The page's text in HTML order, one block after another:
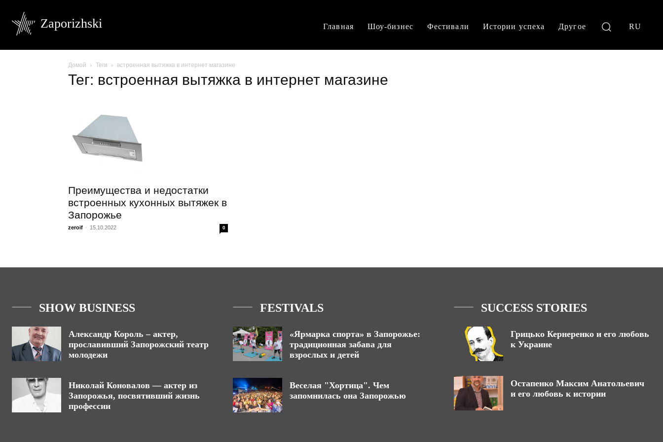
Zaporizhski Главная Шоу-бизнес Фестивали Истории успеха Другое RU
Домой Теги встроенная вытяжка в интернет магазине
Тег: встроенная вытяжка в интернет магазине
Преимущества и недостатки
встроенных кухонных вытяжек в
Запорожье
zeroif - 15.10.2022 0
SHOW BUSINESS
Александр Король – актер,
прославивший Запорожский театр
молодежи
Николай Коновалов — актер из
Запорожья, посвятивший жизнь
профессии
FESTIVALS
«Ярмарка спорта» в Запорожье:
традиционная забава для
взрослых и детей
Веселая "Хортица". Чем
запомнилась она Запорожью
SUCCESS STORIES
Грицько Кернеренко и его любовь
к Украине
Остапенко Максим Анатольевич
и его любовь к истории